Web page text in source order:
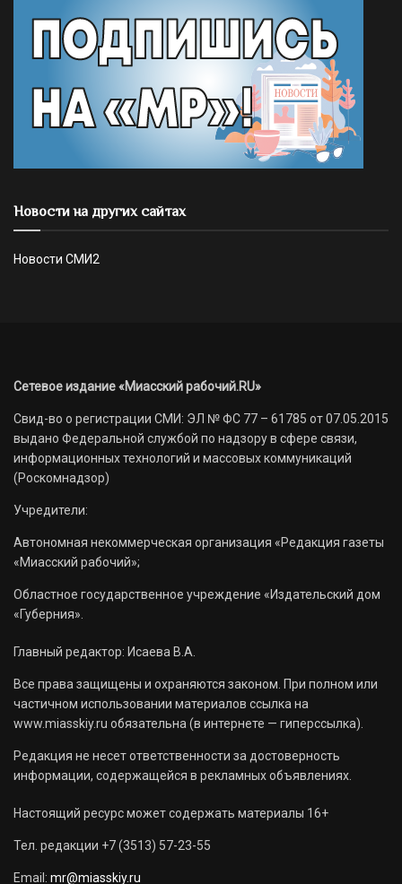
Новости на других сайтах
Новости СМИ2
Сетевое издание «Миасский рабочий.RU»
Свид-во о регистрации СМИ: ЭЛ № ФС 77 – 61785 от 07.05.2015
выдано Федеральной службой по надзору в сфере связи,
информационных технологий и массовых коммуникаций
(Роскомнадзор)
Учредители:
Автономная некоммерческая организация «Редакция газеты
«Миасский рабочий»;
Областное государственное учреждение «Издательский дом
«Губерния».
Главный редактор: Исаева В.А.
Все права защищены и охраняются законом. При полном или
частичном использовании материалов ссылка на
www.miasskiy.ru обязательна (в интернете — гиперссылка).
Редакция не несет ответственности за достоверность
информации, содержащейся в рекламных объявлениях.
Настоящий ресурс может содержать материалы 16+
Тел. редакции +7 (3513) 57-23-55
Email: mr@miasskiy.ru